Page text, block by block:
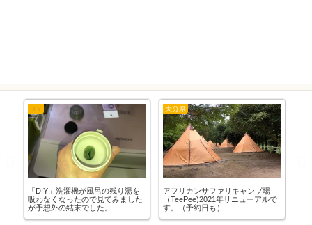
DIY
「DIY」洗濯機が風呂の残り湯を
吸わなくなったので見てみました
が予想外の結末でした。
大分県
アフリカンサファリキャンプ場
（TeePee)2021年リニューアルで
す。（予約日も）